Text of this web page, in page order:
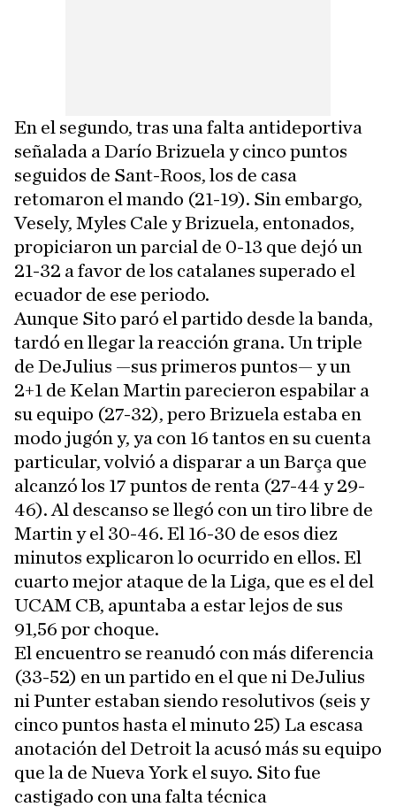
En el segundo, tras una falta antideportiva
señalada a Darío Brizuela y cinco puntos
seguidos de Sant-Roos, los de casa
retomaron el mando (21-19). Sin embargo,
Vesely, Myles Cale y Brizuela, entonados,
propiciaron un parcial de 0-13 que dejó un
21-32 a favor de los catalanes superado el
ecuador de ese periodo.
Aunque Sito paró el partido desde la banda,
tardó en llegar la reacción grana. Un triple
de DeJulius —sus primeros puntos— y un
2+1 de Kelan Martin parecieron espabilar a
su equipo (27-32), pero Brizuela estaba en
modo jugón y, ya con 16 tantos en su cuenta
particular, volvió a disparar a un Barça que
alcanzó los 17 puntos de renta (27-44 y 29-
46). Al descanso se llegó con un tiro libre de
Martin y el 30-46. El 16-30 de esos diez
minutos explicaron lo ocurrido en ellos. El
cuarto mejor ataque de la Liga, que es el del
UCAM CB, apuntaba a estar lejos de sus
91,56 por choque.
El encuentro se reanudó con más diferencia
(33-52) en un partido en el que ni DeJulius
ni Punter estaban siendo resolutivos (seis y
cinco puntos hasta el minuto 25) La escasa
anotación del Detroit la acusó más su equipo
que la de Nueva York el suyo. Sito fue
castigado con una falta técnica